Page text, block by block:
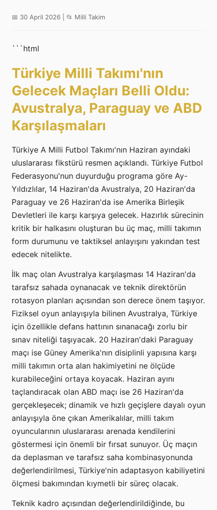
📅 30 April 2026 | 📂 Milli Takim
```html
Türkiye Milli Takımı'nın
Gelecek Maçları Belli Oldu:
Avustralya, Paraguay ve ABD
Karşılaşmaları
Türkiye A Milli Futbol Takımı'nın Haziran ayındaki
uluslararası fikstürü resmen açıklandı. Türkiye Futbol
Federasyonu'nun duyurduğu programa göre Ay-
Yıldızlılar, 14 Haziran'da Avustralya, 20 Haziran'da
Paraguay ve 26 Haziran'da ise Amerika Birleşik
Devletleri ile karşı karşıya gelecek. Hazırlık sürecinin
kritik bir halkasını oluşturan bu üç maç, milli takımın
form durumunu ve taktiksel anlayışını yakından test
edecek nitelikte.
İlk maç olan Avustralya karşılaşması 14 Haziran'da
tarafsız sahada oynanacak ve teknik direktörün
rotasyon planları açısından son derece önem taşıyor.
Fiziksel oyun anlayışıyla bilinen Avustralya, Türkiye
için özellikle defans hattının sınanacağı zorlu bir
sınav niteliği taşıyacak. 20 Haziran'daki Paraguay
maçı ise Güney Amerika'nın disiplinli yapısına karşı
milli takımın orta alan hakimiyetini ne ölçüde
kurabileceğini ortaya koyacak. Haziran ayını
taçlandıracak olan ABD maçı ise 26 Haziran'da
gerçekleşecek; dinamik ve hızlı geçişlere dayalı oyun
anlayışıyla öne çıkan Amerikalılar, milli takım
oyuncularının uluslararası arenada kendilerini
göstermesi için önemli bir fırsat sunuyor. Üç maçın
da deplasman ve tarafsız saha kombinasyonunda
değerlendirilmesi, Türkiye'nin adaptasyon kabiliyetini
ölçmesi bakımından kıymetli bir süreç olacak.
Teknik kadro açısından değerlendirildiğinde, bu